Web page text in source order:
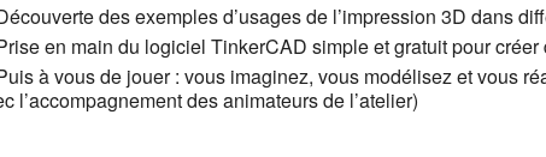
des exemples d’usages de l’impression 3D dans
en main du logiciel TinkerCAD simple et gratuit pour
à vous de jouer : vous imaginez, vous modélisez et vous
l’accompagnement des animateurs de l’atelier)